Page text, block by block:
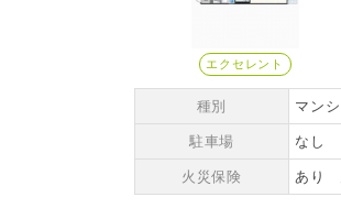
エクセレント
種別 マン
駐車場
なし
火災保険
あり